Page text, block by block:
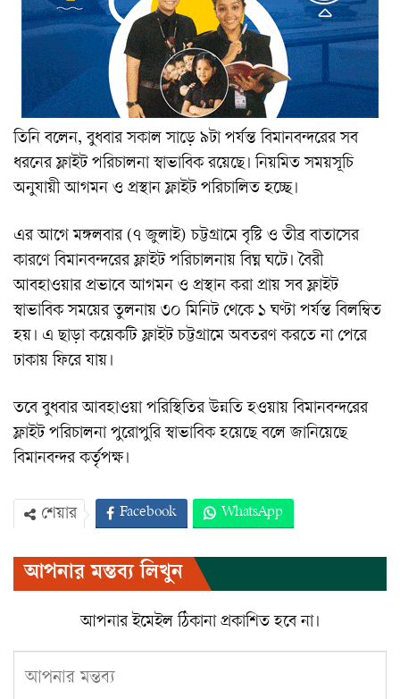
তিনি বলেন, বুধবার সকাল সাড়ে ৯টা পর্যন্ত বিমানবন্দরের সব
ধরনের ফ্লাইট পরিচালনা স্বাভাবিক রয়েছে। নিয়মিত সময়সূচি
অনুযায়ী আগমন ও প্রস্থান ফ্লাইট পরিচালিত হচ্ছে।
এর আগে মঙ্গলবার (৭ জুলাই) চট্টগ্রামে বৃষ্টি ও তীব্র বাতাসের
কারণে বিমানবন্দরের ফ্লাইট পরিচালনায় বিঘ্ন ঘটে। বৈরী
আবহাওয়ার প্রভাবে আগমন ও প্রস্থান করা প্রায় সব ফ্লাইট
স্বাভাবিক সময়ের তুলনায় ৩০ মিনিট থেকে ১ ঘণ্টা পর্যন্ত বিলম্বিত
হয়। এ ছাড়া কয়েকটি ফ্লাইট চট্টগ্রামে অবতরণ করতে না পেরে
ঢাকায় ফিরে যায়।
তবে বুধবার আবহাওয়া পরিস্থিতির উন্নতি হওয়ায় বিমানবন্দরের
ফ্লাইট পরিচালনা পুরোপুরি স্বাভাবিক হয়েছে বলে জানিয়েছে
বিমানবন্দর কর্তৃপক্ষ।
শেয়ার Facebook WhatsApp
Viber
আপনার মন্তব্য লিখুন
আপনার ইমেইল ঠিকানা প্রকাশিত হবে না।